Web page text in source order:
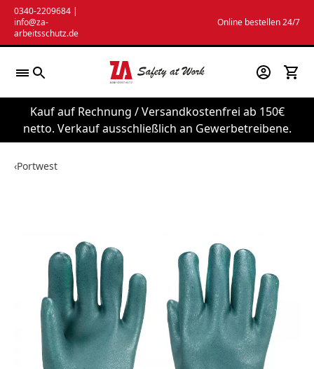
Zum
Inhalt
springen
0340-2209684 |
info@za-
arbeitsschutz.de
Online bestellen 24/7
Kauf auf Rechnung / Versandkostenfrei ab 150€
netto. Verkauf ausschließlich an Gewerbetreibene.
‹Portwest